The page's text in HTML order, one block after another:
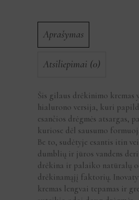
Aprašymas
Atsiliepimai (0)
Šis gilaus drėkinimo kremas
hialurono versija, kuri
esančios drėgmės atsargas,
kuriose dėl sausumo
Be to, sudėtyje esantis itin
dumblių ir jūros vandens
drėkina ir palaiko natūralų
drėkinamąjį faktorių.
kremas lengvai tepamas ir